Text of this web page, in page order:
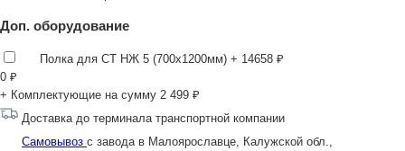
Доп. оборудование
Полка для СТ НЖ 5 (700х1200мм) + 14658 ₽
0 ₽
+ Комплектующие на сумму 2 499 ₽
Доставка до терминала транспортной компании
Самовывоз с завода в Малоярославце, Калужской обл.,